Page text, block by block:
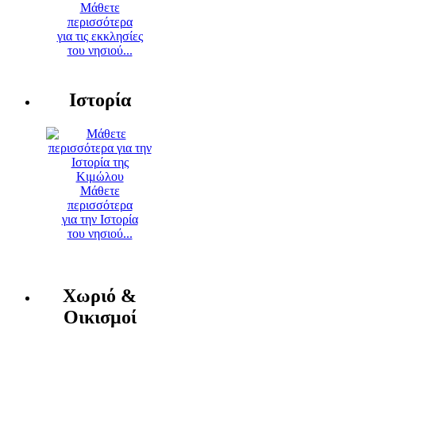
Μάθετε
περισσότερα
για τις εκκλησίες
του νησιού...
Ιστορία
Μάθετε
περισσότερα
για την Ιστορία
του νησιού...
Χωριό &
Οικισμοί